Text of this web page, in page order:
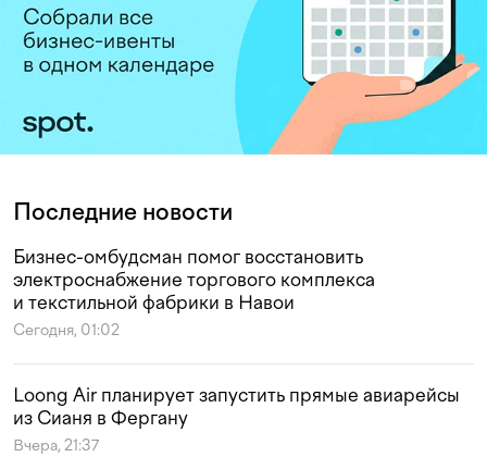
Последние новости
Бизнес-омбудсман помог восстановить
электроснабжение торгового комплекса
и текстильной фабрики в Навои
Сегодня, 01:02
Loong Air планирует запустить прямые авиарейсы
из Сианя в Фергану
Вчера, 21:37